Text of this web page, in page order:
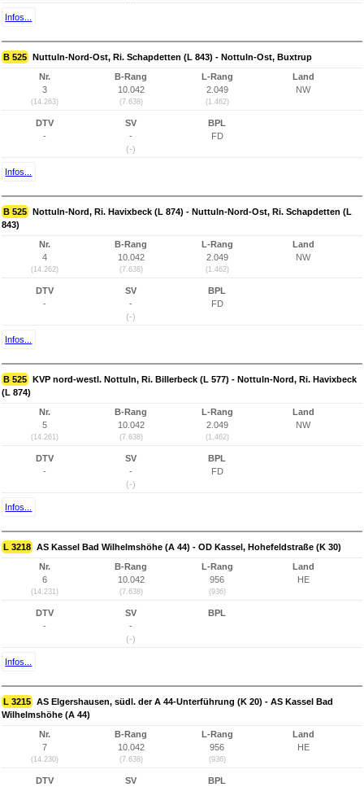
Infos...
B 525 Nuttuln-Nord-Ost, Ri. Schapdetten (L 843) - Nottuln-Ost, Buxtrup
Nr.
3
(14.263)
B-Rang
10.042
(7.638)
L-Rang
2.049
(1.462)
Land
NW
DTV
-
SV
-
(-)
BPL
FD
Infos...
B 525 Nottuln-Nord, Ri. Havixbeck (L 874) - Nuttuln-Nord-Ost, Ri. Schapdetten (L
843)
Nr.
4
(14.262)
B-Rang
10.042
(7.638)
L-Rang
2.049
(1.462)
Land
NW
DTV
-
SV
-
(-)
BPL
FD
Infos...
B 525 KVP nord-westl. Nottuln, Ri. Billerbeck (L 577) - Nottuln-Nord, Ri. Havixbeck
(L 874)
Nr.
5
(14.261)
B-Rang
10.042
(7.638)
L-Rang
2.049
(1.462)
Land
NW
DTV
-
SV
-
(-)
BPL
FD
Infos...
L 3218 AS Kassel Bad Wilhelmshöhe (A 44) - OD Kassel, Hohefeldstraße (K 30)
Nr.
6
(14.231)
B-Rang
10.042
(7.638)
L-Rang
956
(936)
Land
HE
DTV
-
SV
-
(-)
BPL
Infos...
L 3215 AS Elgershausen, südl. der A 44-Unterführung (K 20) - AS Kassel Bad
Wilhelmshöhe (A 44)
Nr.
7
(14.230)
B-Rang
10.042
(7.638)
L-Rang
956
(936)
Land
HE
DTV
SV
BPL